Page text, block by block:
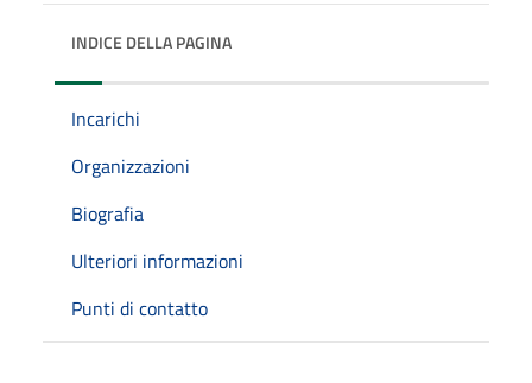
INDICE DELLA PAGINA
Incarichi
Organizzazioni
Biografia
Ulteriori informazioni
Punti di contatto